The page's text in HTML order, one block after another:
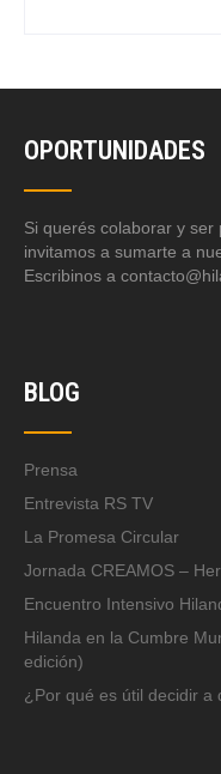
OPORTUNIDADES
Si querés colaborar y
invitamos a sumarte a
Escribinos a
BLOG
Prensa
Entrevista RS TV
La Promesa Circular
Jornada CREAMOS –
Encuentro Intensivo
Hilanda en la Cumbre
edición)
¿Por qué es útil decidir a